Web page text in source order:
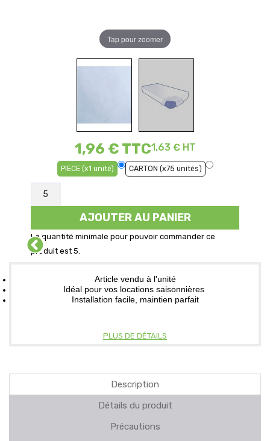
Tap pour zoomer
1,96 € TTC1,63 € HT
PIECE (x1 unité) CARTON (x75 unités)
AJOUTER AU PANIER
La quantité minimale pour pouvoir commander ce
produit est 5.
Article vendu à l'unité
Idéal pour vos locations saisonnières
Installation facile, maintien parfait
PLUS DE DÉTAILS
Description
Détails du produit
Précautions